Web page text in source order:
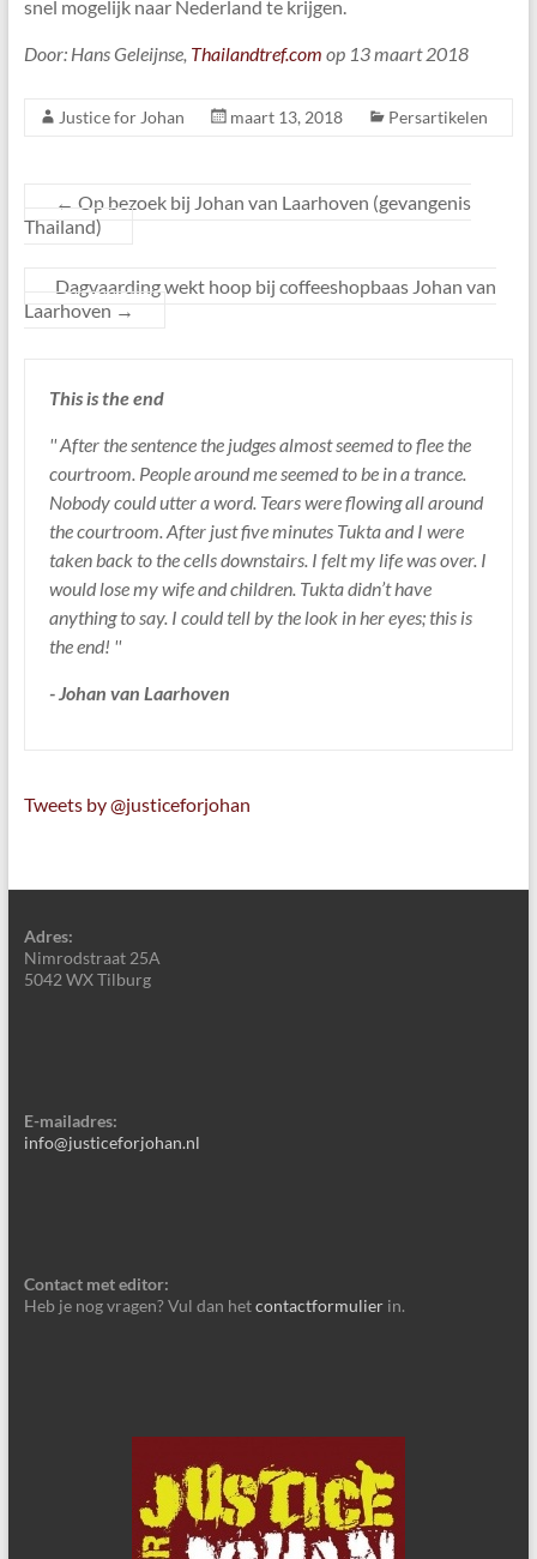
snel mogelijk naar Nederland te krijgen.
Door: Hans Geleijnse, Thailandtref.com op 13 maart 2018
Justice for Johan maart 13, 2018 Persartikelen
← Op bezoek bij Johan van Laarhoven (gevangenis
Thailand)
Dagvaarding wekt hoop bij coffeeshopbaas Johan van
Laarhoven →
This is the end
'' After the sentence the judges almost seemed to flee the
courtroom. People around me seemed to be in a trance.
Nobody could utter a word. Tears were flowing all around
the courtroom. After just five minutes Tukta and I were
taken back to the cells downstairs. I felt my life was over. I
would lose my wife and children. Tukta didn’t have
anything to say. I could tell by the look in her eyes; this is
the end! ''
- Johan van Laarhoven
Tweets by @justiceforjohan
Adres:
Nimrodstraat 25A
5042 WX Tilburg
E-mailadres:
info@justiceforjohan.nl
Contact met editor:
Heb je nog vragen? Vul dan hetcontactformulierin.